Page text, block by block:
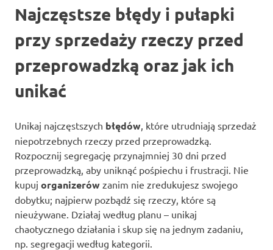
Najczęstsze błędy i pułapki
przy sprzedaży rzeczy przed
przeprowadzką oraz jak ich
unikać
Unikaj najczęstszych błędów , które utrudniają sprzedaż
niepotrzebnych rzeczy przed przeprowadzką.
Rozpocznij segregację przynajmniej 30 dni przed
przeprowadzką, aby uniknąć pośpiechu i frustracji. Nie
kupuj organizerów zanim nie zredukujesz swojego
dobytku; najpierw pozbądź się rzeczy, które są
nieużywane. Działaj według planu – unikaj
chaotycznego działania i skup się na jednym zadaniu,
np. segregacji według kategorii.